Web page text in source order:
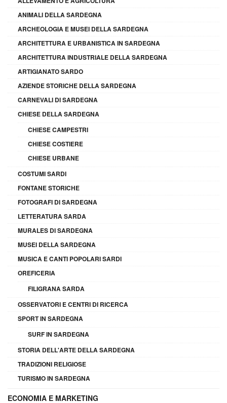
ANIMALI DELLA SARDEGNA
ARCHEOLOGIA E MUSEI DELLA SARDEGNA
ARCHITETTURA E URBANISTICA IN SARDEGNA
ARCHITETTURA INDUSTRIALE DELLA SARDEGNA
ARTIGIANATO SARDO
AZIENDE STORICHE DELLA SARDEGNA
CARNEVALI DI SARDEGNA
CHIESE DELLA SARDEGNA
CHIESE CAMPESTRI
CHIESE COSTIERE
CHIESE URBANE
COSTUMI SARDI
FONTANE STORICHE
FOTOGRAFI DI SARDEGNA
LETTERATURA SARDA
MURALES DI SARDEGNA
MUSEI DELLA SARDEGNA
MUSICA E CANTI POPOLARI SARDI
OREFICERIA
FILIGRANA SARDA
OSSERVATORI E CENTRI DI RICERCA
SPORT IN SARDEGNA
SURF IN SARDEGNA
STORIA DELL'ARTE DELLA SARDEGNA
TRADIZIONI RELIGIOSE
TURISMO IN SARDEGNA
ECONOMIA E MARKETING